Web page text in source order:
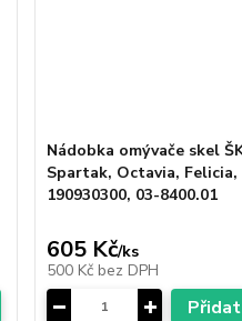
Nádobka omývače skel
Spartak, Octavia, Felicia,
190930300, 03-8400.01
605 Kč/ks
500 Kč bez DPH